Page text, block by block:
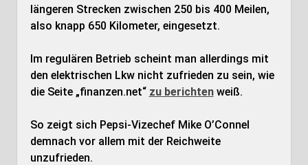
längeren Strecken zwischen 250 bis 400 Meilen,
also knapp 650 Kilometer, eingesetzt.
Im regulären Betrieb scheint man allerdings mit
den elektrischen Lkw nicht zufrieden zu sein, wie
die Seite „finanzen.net“ zu berichtenweiß.
So zeigt sich Pepsi-Vizechef Mike O’Connel
demnach vor allem mit der Reichweite
unzufrieden.